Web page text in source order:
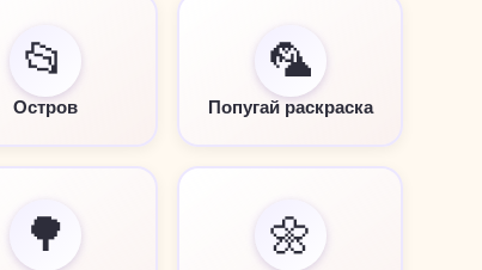
📂
Остров
🦜
Попугай раскраска
🌳 🌼